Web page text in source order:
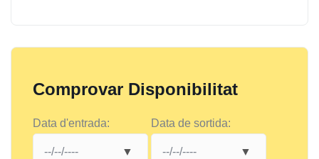
Comprovar Disponibilitat
Data d'entrada: Data de sortida: